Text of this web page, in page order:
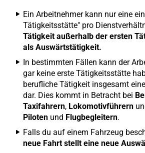
Ein Arbeitnehmer kann nur eine
Tätigkeitsstätte" pro
Tätigkeit außerhalb der ersten
als Auswärtstätigkeit.
In bestimmten Fällen kann der
gar keine erste Tätigkeitsstätte
berufliche Tätigkeit insgesamt
dar. Dies kommt in Betracht bei
Taxifahrern, Lokomotivführern
Piloten und Flugbegleitern.
Falls du auf einem Fahrzeug
neue Fahrt stellt eine neue